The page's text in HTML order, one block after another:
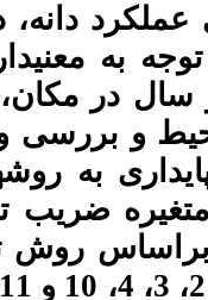
مورد تجزیه
اثر اصلی
بررسی
ژنوتیپ­ها از
غیر پارامتری
محیطی و
ضریب
ژنوتیپ‌های 1، 2، 3، 4، 10 و 11 و بر اساس روش